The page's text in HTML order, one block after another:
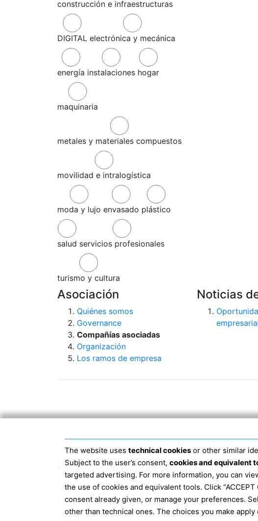
construcción e infraestructuras
DIGITAL electrónica y mecánica
energía instalaciones hogar
maquinaria
metales y materiales compuestos
movilidad e intralogística
moda y lujo envasado plástico
salud servicios profesionales
turismo y cultura
Asociación
Quiénes somos
Governance
Compañías asociadas
Organización
Los ramos de empresa
Noticias
Domicilio social 40124 Bolonia, Via San
DE ENERO DE 2019 EL CÓDIGO
The website uses technical cookies or other similar
Subject to the user’s consent, cookies and equivalent
targeted advertising. For more information, you can
the use of cookies and equivalent tools. Click
consent already given, or manage your preferences.
other than technical ones. The choices you make